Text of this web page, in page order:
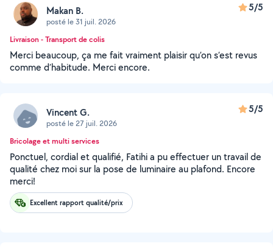
Makan B.
posté le 31 juil. 2026
5/5
Livraison - Transport de colis
Merci beaucoup, ça me fait vraiment plaisir qu’on s’est revus
comme d’habitude. Merci encore.
Vincent G.
posté le 27 juil. 2026
5/5
Bricolage et multi services
Ponctuel, cordial et qualifié, Fatihi a pu effectuer un travail de
qualité chez moi sur la pose de luminaire au plafond. Encore
merci!
Excellent rapport qualité/prix